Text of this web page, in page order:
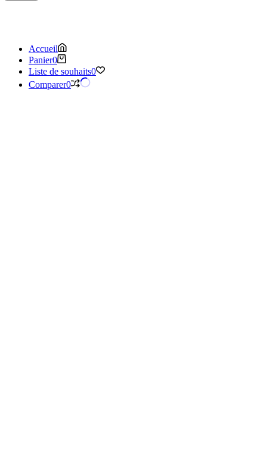
Accueil
Panier0
Liste de souhaits0
Comparer0